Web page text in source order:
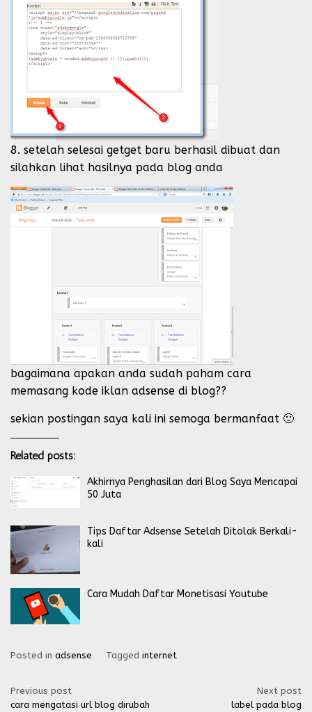
8. setelah selesai getget baru berhasil dibuat dan
silahkan lihat hasilnya pada blog anda
bagaimana apakan anda sudah paham cara
memasang kode iklan adsense di blog??
sekian postingan saya kali ini semoga bermanfaat 🙂
Related posts:
Akhirnya Penghasilan dari Blog Saya Mencapai
50 Juta
Tips Daftar Adsense Setelah Ditolak Berkali-
kali
Cara Mudah Daftar Monetisasi Youtube
Posted in adsense Tagged internet
Post
Previous post
cara mengatasi url blog dirubah
Next post
label pada blog